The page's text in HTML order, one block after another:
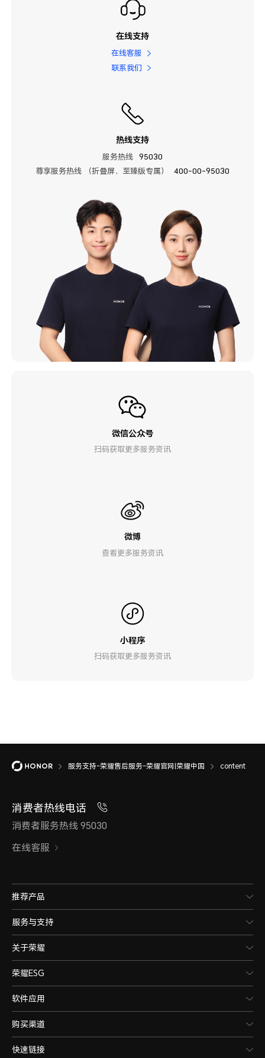
在线支持
在线客服
联系我们
热线支持
服务热线
95030
尊享服务热线 （折叠屏、至臻版专属）
400-00-95030
微信公众号
扫码获取更多服务资讯
微博
查看更多服务资讯
小程序
扫码获取更多服务资讯
服务支持-荣耀售后服务-荣耀官网|荣耀中国 content
消费者热线电话
消费者服务热线 95030
在线客服
推荐产品
服务与支持
关于荣耀
荣耀ESG
软件应用
购买渠道
快速链接